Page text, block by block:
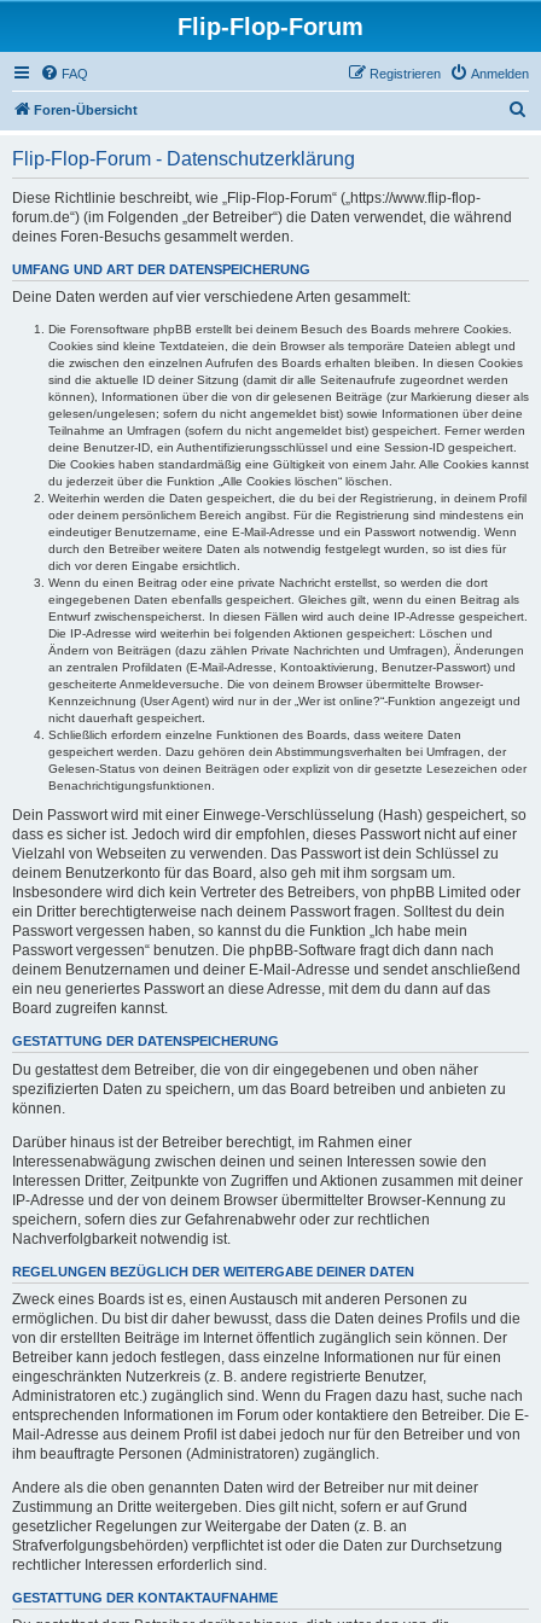
Flip-Flop-Forum
FAQ Anmelden
Registrieren
Foren-Übersicht
Flip-Flop-Forum - Datenschutzerklärung
Diese Richtlinie beschreibt, wie „Flip-Flop-Forum“ („https://www.flip-flop-
forum.de“) (im Folgenden „der Betreiber“) die Daten verwendet, die während
deines Foren-Besuchs gesammelt werden.
UMFANG UND ART DER DATENSPEICHERUNG
Deine Daten werden auf vier verschiedene Arten gesammelt:
Die Forensoftware phpBB erstellt bei deinem Besuch des Boards mehrere Cookies.
Cookies sind kleine Textdateien, die dein Browser als temporäre Dateien ablegt und
die zwischen den einzelnen Aufrufen des Boards erhalten bleiben. In diesen Cookies
sind die aktuelle ID deiner Sitzung (damit dir alle Seitenaufrufe zugeordnet werden
können), Informationen über die von dir gelesenen Beiträge (zur Markierung dieser als
gelesen/ungelesen; sofern du nicht angemeldet bist) sowie Informationen über deine
Teilnahme an Umfragen (sofern du nicht angemeldet bist) gespeichert. Ferner werden
deine Benutzer-ID, ein Authentifizierungsschlüssel und eine Session-ID gespeichert.
Die Cookies haben standardmäßig eine Gültigkeit von einem Jahr. Alle Cookies kannst
du jederzeit über die Funktion „Alle Cookies löschen“ löschen.
Weiterhin werden die Daten gespeichert, die du bei der Registrierung, in deinem Profil
oder deinem persönlichem Bereich angibst. Für die Registrierung sind mindestens ein
eindeutiger Benutzername, eine E-Mail-Adresse und ein Passwort notwendig. Wenn
durch den Betreiber weitere Daten als notwendig festgelegt wurden, so ist dies für
dich vor deren Eingabe ersichtlich.
Wenn du einen Beitrag oder eine private Nachricht erstellst, so werden die dort
eingegebenen Daten ebenfalls gespeichert. Gleiches gilt, wenn du einen Beitrag als
Entwurf zwischenspeicherst. In diesen Fällen wird auch deine IP-Adresse gespeichert.
Die IP-Adresse wird weiterhin bei folgenden Aktionen gespeichert: Löschen und
Ändern von Beiträgen (dazu zählen Private Nachrichten und Umfragen), Änderungen
an zentralen Profildaten (E-Mail-Adresse, Kontoaktivierung, Benutzer-Passwort) und
gescheiterte Anmeldeversuche. Die von deinem Browser übermittelte Browser-
Kennzeichnung (User Agent) wird nur in der „Wer ist online?“-Funktion angezeigt und
nicht dauerhaft gespeichert.
Schließlich erfordern einzelne Funktionen des Boards, dass weitere Daten
gespeichert werden. Dazu gehören dein Abstimmungsverhalten bei Umfragen, der
Gelesen-Status von deinen Beiträgen oder explizit von dir gesetzte Lesezeichen oder
Benachrichtigungsfunktionen.
Dein Passwort wird mit einer Einwege-Verschlüsselung (Hash) gespeichert, so
dass es sicher ist. Jedoch wird dir empfohlen, dieses Passwort nicht auf einer
Vielzahl von Webseiten zu verwenden. Das Passwort ist dein Schlüssel zu
deinem Benutzerkonto für das Board, also geh mit ihm sorgsam um.
Insbesondere wird dich kein Vertreter des Betreibers, von phpBB Limited oder
ein Dritter berechtigterweise nach deinem Passwort fragen. Solltest du dein
Passwort vergessen haben, so kannst du die Funktion „Ich habe mein
Passwort vergessen“ benutzen. Die phpBB-Software fragt dich dann nach
deinem Benutzernamen und deiner E-Mail-Adresse und sendet anschließend
ein neu generiertes Passwort an diese Adresse, mit dem du dann auf das
Board zugreifen kannst.
GESTATTUNG DER DATENSPEICHERUNG
Du gestattest dem Betreiber, die von dir eingegebenen und oben näher
spezifizierten Daten zu speichern, um das Board betreiben und anbieten zu
können.
Darüber hinaus ist der Betreiber berechtigt, im Rahmen einer
Interessenabwägung zwischen deinen und seinen Interessen sowie den
Interessen Dritter, Zeitpunkte von Zugriffen und Aktionen zusammen mit deiner
IP-Adresse und der von deinem Browser übermittelter Browser-Kennung zu
speichern, sofern dies zur Gefahrenabwehr oder zur rechtlichen
Nachverfolgbarkeit notwendig ist.
REGELUNGEN BEZÜGLICH DER WEITERGABE DEINER DATEN
Zweck eines Boards ist es, einen Austausch mit anderen Personen zu
ermöglichen. Du bist dir daher bewusst, dass die Daten deines Profils und die
von dir erstellten Beiträge im Internet öffentlich zugänglich sein können. Der
Betreiber kann jedoch festlegen, dass einzelne Informationen nur für einen
eingeschränkten Nutzerkreis (z. B. andere registrierte Benutzer,
Administratoren etc.) zugänglich sind. Wenn du Fragen dazu hast, suche nach
entsprechenden Informationen im Forum oder kontaktiere den Betreiber. Die E-
Mail-Adresse aus deinem Profil ist dabei jedoch nur für den Betreiber und von
ihm beauftragte Personen (Administratoren) zugänglich.
Andere als die oben genannten Daten wird der Betreiber nur mit deiner
Zustimmung an Dritte weitergeben. Dies gilt nicht, sofern er auf Grund
gesetzlicher Regelungen zur Weitergabe der Daten (z. B. an
Strafverfolgungsbehörden) verpflichtet ist oder die Daten zur Durchsetzung
rechtlicher Interessen erforderlich sind.
GESTATTUNG DER KONTAKTAUFNAHME